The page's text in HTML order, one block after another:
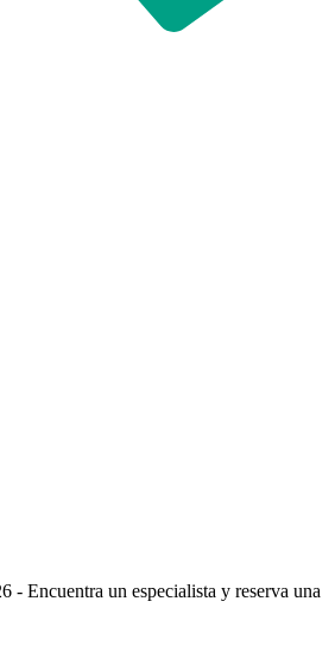
Encuentra un especialista y reserva una